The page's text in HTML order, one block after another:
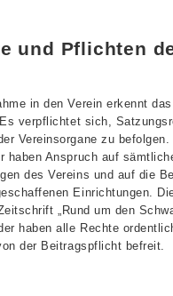
und Pflichten
in den Verein erkennt
verpflichtet sich,
Vereinsorgane zu befolgen.
haben Anspruch auf
des Vereins und auf die
Einrichtungen.
„Rund um den
haben alle Rechte
der Beitragspflicht befreit.